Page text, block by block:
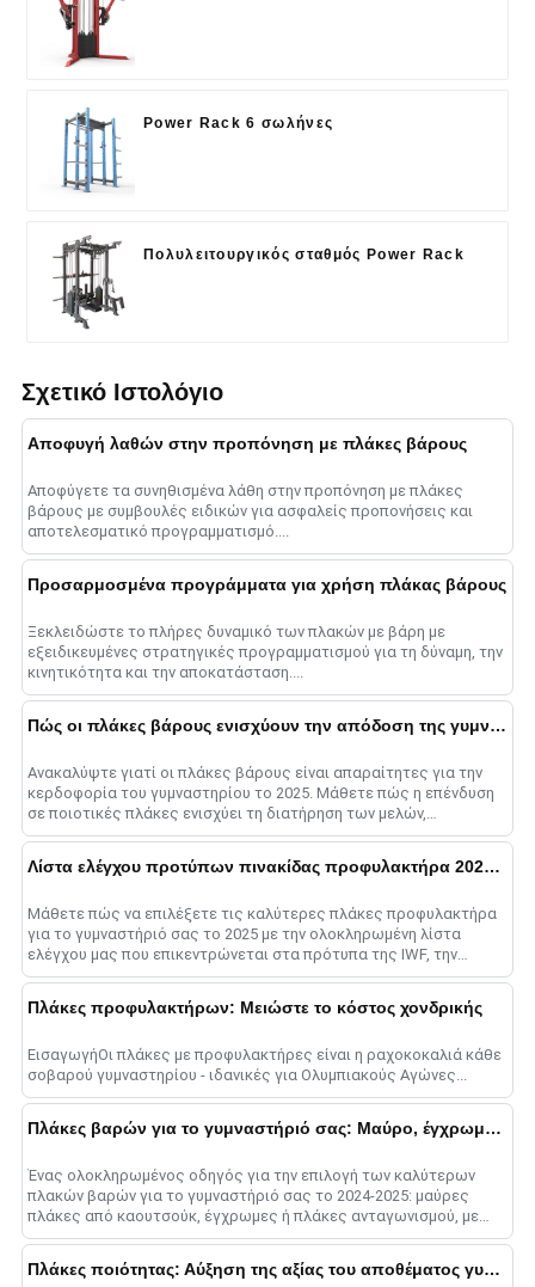
Power Rack 6 σωλήνες
Πολυλειτουργικός σταθμός Power Rack
Σχετικό Ιστολόγιο
Αποφυγή λαθών στην προπόνηση με πλάκες βάρους
Αποφύγετε τα συνηθισμένα λάθη στην προπόνηση με πλάκες
βάρους με συμβουλές ειδικών για ασφαλείς προπονήσεις και
αποτελεσματικό προγραμματισμό....
Προσαρμοσμένα προγράμματα για χρήση πλάκας βάρους
Ξεκλειδώστε το πλήρες δυναμικό των πλακών με βάρη με
εξειδικευμένες στρατηγικές προγραμματισμού για τη δύναμη, την
κινητικότητα και την αποκατάσταση....
Πώς οι πλάκες βάρους ενισχύουν την απόδοση της γυμναστικής στο 2025
Ανακαλύψτε γιατί οι πλάκες βάρους είναι απαραίτητες για την
κερδοφορία του γυμναστηρίου το 2025. Μάθετε πώς η επένδυση
σε ποιοτικές πλάκες ενισχύει τη διατήρηση των μελών,
προσελκύει νέους πελάτες, α......
Λίστα ελέγχου προτύπων πινακίδας προφυλακτήρα 2025: Συμβουλές ποιότητας
Μάθετε πώς να επιλέξετε τις καλύτερες πλάκες προφυλακτήρα
για το γυμναστήριό σας το 2025 με την ολοκληρωμένη λίστα
ελέγχου μας που επικεντρώνεται στα πρότυπα της IWF, την
ποιότητα του υλικού, τις βαθμολογίες αναπήδησης, ένα......
Πλάκες προφυλακτήρων: Μειώστε το κόστος χονδρικής
ΕισαγωγήΟι πλάκες με προφυλακτήρες είναι η ραχοκοκαλιά κάθε
σοβαρού γυμναστηρίου - ιδανικές για Ολυμπιακούς Αγώνες...
Πλάκες βαρών για το γυμναστήριό σας: Μαύρο, έγχρωμο, ή Ανταγωνισμός
Ένας ολοκληρωμένος οδηγός για την επιλογή των καλύτερων
πλακών βαρών για το γυμναστήριό σας το 2024-2025: μαύρες
πλάκες από καουτσούκ, έγχρωμες ή πλάκες ανταγωνισμού, με
πληροφορίες σχετικά με την ανθεκτικότητα, c......
Πλάκες ποιότητας: Αύξηση της αξίας του αποθέματος γυμναστηρίου σας